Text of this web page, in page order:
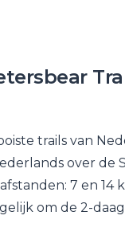
trails van
over de
7 en 14
om de 2-